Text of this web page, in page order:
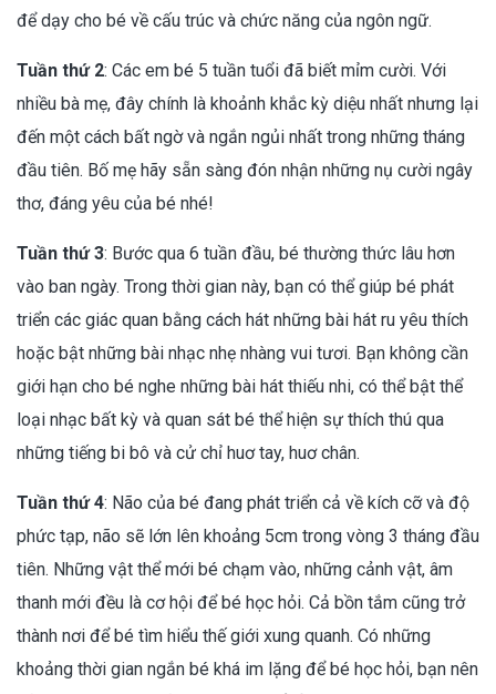
để dạy cho bé về cấu trúc và chức năng của ngôn ngữ.
Tuần thứ 2: Các em bé 5 tuần tuổi đã biết mỉm cười. Với
nhiều bà mẹ, đây chính là khoảnh khắc kỳ diệu nhất nhưng lại
đến một cách bất ngờ và ngắn ngủi nhất trong những tháng
đầu tiên. Bố mẹ hãy sẵn sàng đón nhận những nụ cười ngây
thơ, đáng yêu của bé nhé!
Tuần thứ 3: Bước qua 6 tuần đầu, bé thường thức lâu hơn
vào ban ngày. Trong thời gian này, bạn có thể giúp bé phát
triển các giác quan bằng cách hát những bài hát ru yêu thích
hoặc bật những bài nhạc nhẹ nhàng vui tươi. Bạn không cần
giới hạn cho bé nghe những bài hát thiếu nhi, có thể bật thể
loại nhạc bất kỳ và quan sát bé thể hiện sự thích thú qua
những tiếng bi bô và cử chỉ huơ tay, huơ chân.
Tuần thứ 4: Não của bé đang phát triển cả về kích cỡ và độ
phức tạp, não sẽ lớn lên khoảng 5cm trong vòng 3 tháng đầu
tiên. Những vật thể mới bé chạm vào, những cảnh vật, âm
thanh mới đều là cơ hội để bé học hỏi. Cả bồn tắm cũng trở
thành nơi để bé tìm hiểu thế giới xung quanh. Có những
khoảng thời gian ngắn bé khá im lặng để bé học hỏi, bạn nên